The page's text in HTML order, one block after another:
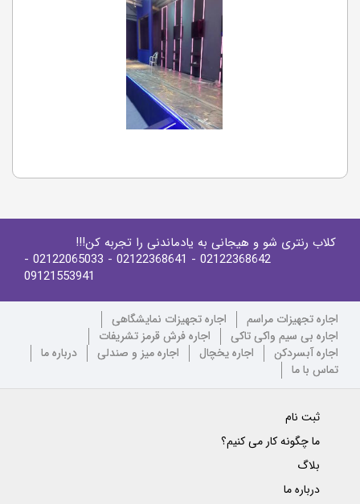
کلاب رنتری شو و هیجانی به یادماندنی را تجربه کن!!!
02122368642
- 02122368641
- 02122065033
-
09121553941
اجاره تجهیزات مراسم
اجاره تجهیزات نمایشگاهی
اجاره بی سیم واکی تاکی
اجاره فرش قرمز تشریفات
اجاره آبسردکن
اجاره یخچال اجاره میز و صندلی
درباره ما
تماس با ما
ثبت نام
ما چگونه کار می کنیم؟
بلاگ
درباره ما